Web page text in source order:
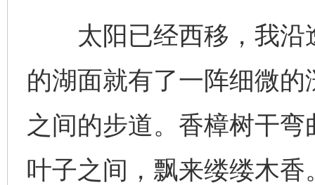
太阳已经西移，我沿
的湖面就有了一阵细微
之间的步道。香樟树干
叶子之间，飘来缕缕木